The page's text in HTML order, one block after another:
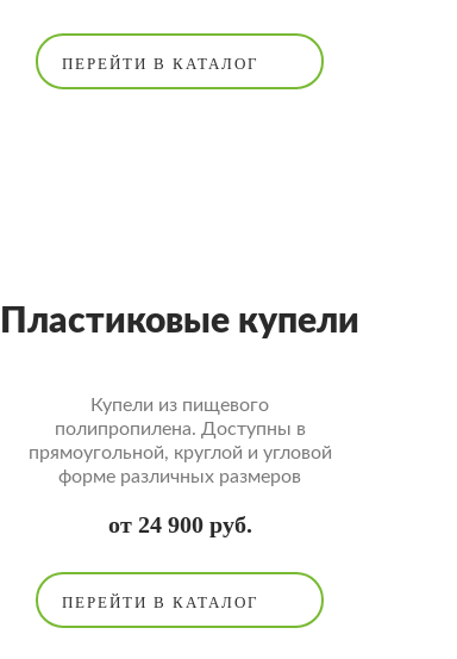
ПЕРЕЙТИ В КАТАЛОГ
Пластиковые купели
Купели из пищевого
полипропилена. Доступны в
прямоугольной, круглой и угловой
форме различных размеров
от 24 900 руб.
ПЕРЕЙТИ В КАТАЛОГ